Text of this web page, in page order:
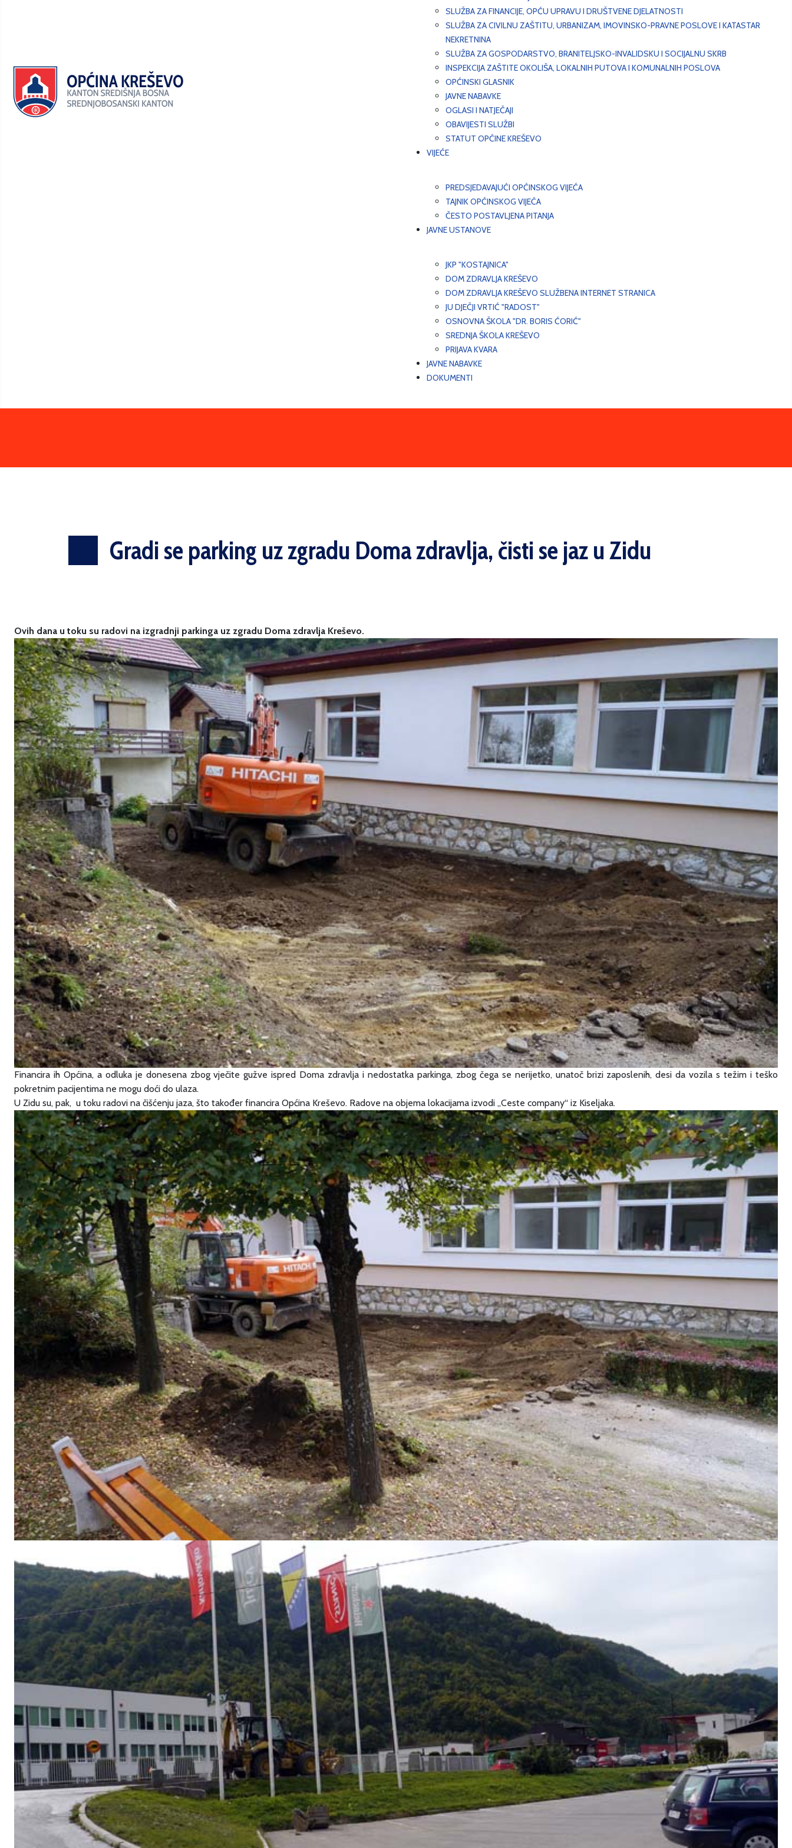
SLUŽBA ZA FINANCIJE, OPĆU UPRAVU I DRUŠTVENE DJELATNOSTI
SLUŽBA ZA CIVILNU ZAŠTITU, URBANIZAM, IMOVINSKO-PRAVNE POSLOVE I KATASTAR
NEKRETNINA
SLUŽBA ZA GOSPODARSTVO, BRANITELJSKO-INVALIDSKU I SOCIJALNU SKRB
INSPEKCIJA ZAŠTITE OKOLIŠA, LOKALNIH PUTOVA I KOMUNALNIH POSLOVA
OPĆINSKI GLASNIK
JAVNE NABAVKE
OGLASI I NATJEČAJI
OBAVIJESTI SLUŽBI
STATUT OPĆINE KREŠEVO
VIJEĆE
PREDSJEDAVAJUĆI OPĆINSKOG VIJEĆA
TAJNIK OPĆINSKOG VIJEĆA
ČESTO POSTAVLJENA PITANJA
JAVNE USTANOVE
JKP "KOSTAJNICA"
DOM ZDRAVLJA KREŠEVO
DOM ZDRAVLJA KREŠEVO SLUŽBENA INTERNET STRANICA
JU DJEČJI VRTIĆ "RADOST"
OSNOVNA ŠKOLA "DR. BORIS ĆORIĆ"
SREDNJA ŠKOLA KREŠEVO
PRIJAVA KVARA
JAVNE NABAVKE
DOKUMENTI
Gradi se parking uz zgradu Doma zdravlja, čisti se jaz u Zidu
Ovih dana u toku su radovi na izgradnji parkinga uz zgradu Doma zdravlja Kreševo.
Financira ih Općina, a odluka je donesena zbog vječite gužve ispred Doma zdravlja i nedostatka parkinga, zbog čega se nerijetko, unatoč brizi zaposlenih, desi da vozila s težim i teško
pokretnim pacijentima ne mogu doći do ulaza.
U Zidu su, pak, u toku radovi na čišćenju jaza, što također financira Općina Kreševo. Radove na objema lokacijama izvodi „Ceste company“ iz Kiseljaka.